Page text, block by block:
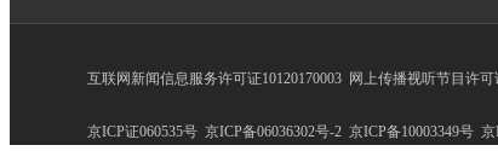
互联网新闻信息服务许可证10120170003 网上传播视听节目许可
京ICP证060535号 京ICP备06036302号-2 京ICP备10003349号 京